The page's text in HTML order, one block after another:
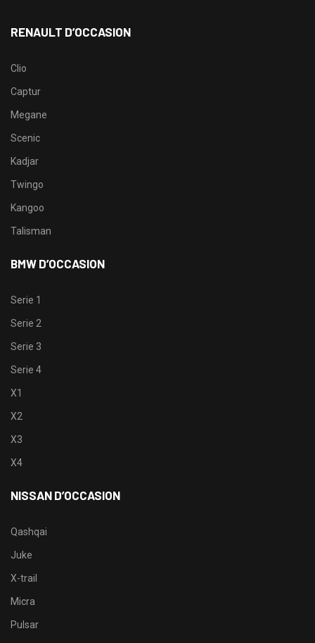
RENAULT D’OCCASION
Clio
Captur
Megane
Scenic
Kadjar
Twingo
Kangoo
Talisman
BMW D’OCCASION
Serie 1
Serie 2
Serie 3
Serie 4
X1
X2
X3
X4
NISSAN D’OCCASION
Qashqai
Juke
X-trail
Micra
Pulsar